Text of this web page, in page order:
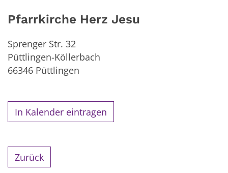
Pfarrkirche Herz Jesu
Sprenger Str. 32
Püttlingen-Köllerbach
66346 Püttlingen
In Kalender eintragen
Zurück